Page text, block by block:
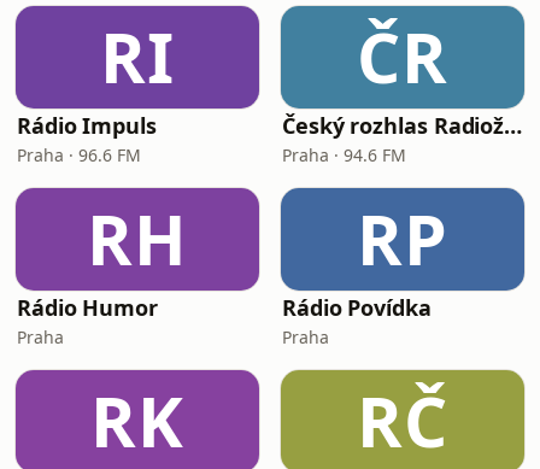
RI
Rádio Impuls
Praha · 96.6 FM
ČR
Český rozhlas Radiožurnál
Praha · 94.6 FM
RH
Rádio Humor
Praha
RP
Rádio Povídka
Praha
RK RČ